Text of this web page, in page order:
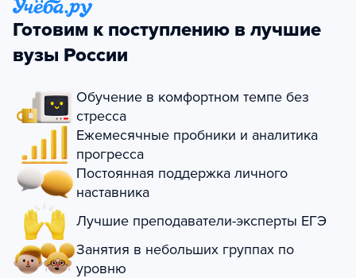
Готовим к поступлению в лучшие
вузы России
Обучение в комфортном темпе без
стресса
Ежемесячные пробники и аналитика
прогресса
Постоянная поддержка личного
наставника
Лучшие преподаватели-эксперты ЕГЭ
Занятия в небольших группах по
уровню